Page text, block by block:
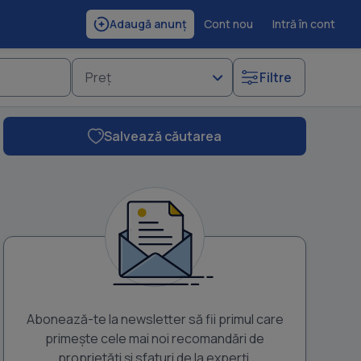
Adaugă anunț Cont nou Intră în cont
Preț Filtre
Salvează căutarea
Abonează-te la newsletter să fii primul care
primește cele mai noi recomandări de